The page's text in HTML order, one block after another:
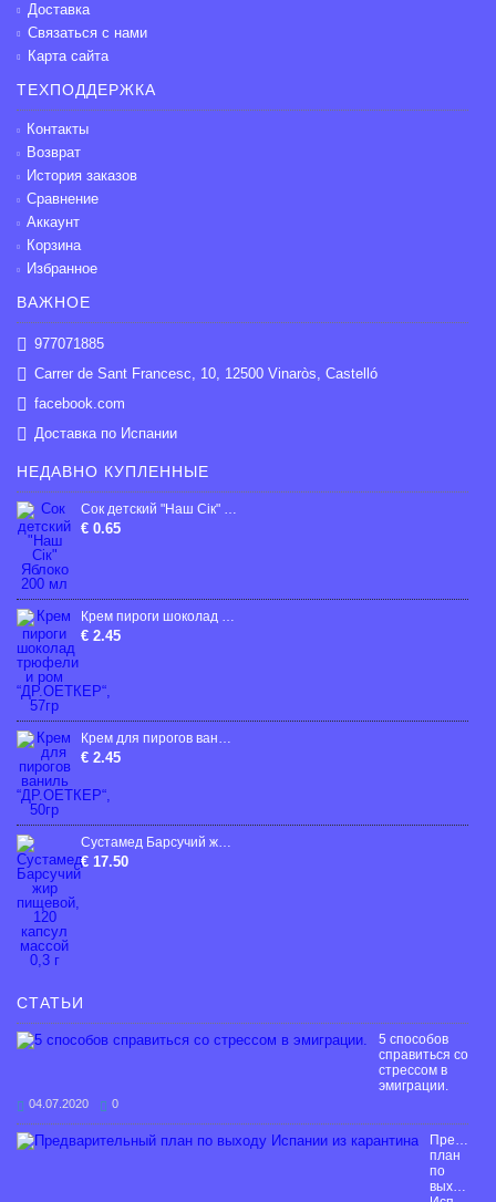
Доставка
Связаться с нами
Карта сайта
ТЕХПОДДЕРЖКА
Контакты
Возврат
История заказов
Сравнение
Аккаунт
Корзина
Избранное
ВАЖНОЕ
977071885
Carrer de Sant Francesc, 10, 12500 Vinaròs, Castelló
facebook.com
Доставка по Испании
НЕДАВНО КУПЛЕННЫЕ
Сок детский "Наш Сік" Яблоко 200 мл
€ 0.65
Крем пироги шоколад трюфели и ром “ДР.ОЕТКЕР“, 57гp
€ 2.45
Крем для пирогов ваниль “ДР.ОЕТКЕР“, 50гp
€ 2.45
Сустамед Барсучий жир пищевой, 120 капсул массой 0,3 г
€ 17.50
СТАТЬИ
5 способов
справиться со
стрессом в
эмиграции.
04.07.2020 0
план
по
выходу